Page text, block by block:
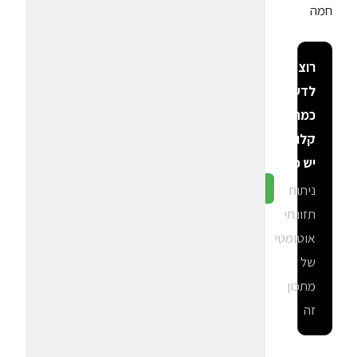
חמה
רוצה
לדעת
כמה
קלוריות
יש פה?
ניתוח
תזונתי
אוטומטי
של
מתכון
זה